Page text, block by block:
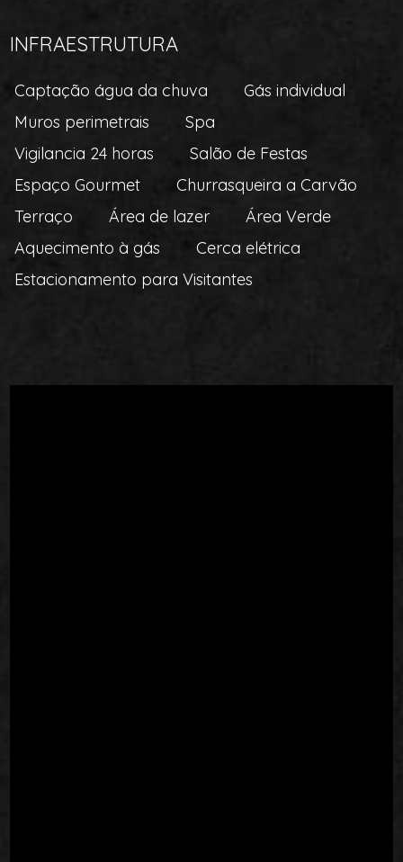
INFRAESTRUTURA
Captação água da chuva
Gás individual
Muros perimetrais
Spa
Vigilancia 24 horas
Salão de Festas
Espaço Gourmet
Churrasqueira a Carvão
Terraço
Área de lazer
Área Verde
Aquecimento à gás
Cerca elétrica
Estacionamento para Visitantes